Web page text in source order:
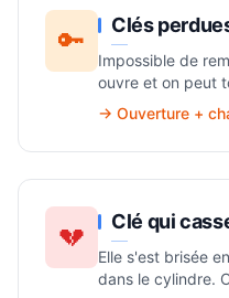
🔑 Clés
Impossible de
ouvre et on peut
→ Ouverture +
💔 Clé qui
Elle s'est brisée
dans le cylindre.